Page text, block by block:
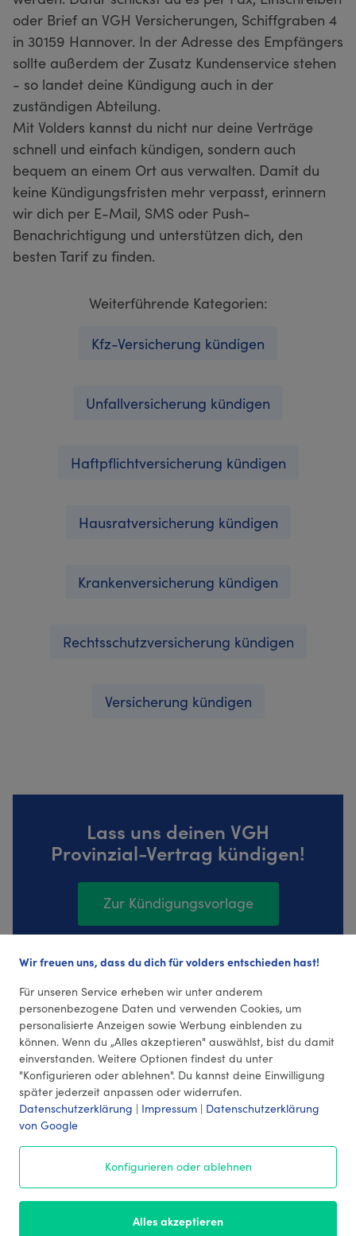
oder Brief an VGH Versicherungen, Schiffgraben 4
in 30159 Hannover. In der Adresse des Empfängers
sollte außerdem der Zusatz Kundenservice stehen
- so landet deine Kündigung auch in der
zuständigen Abteilung.
Mit Volders kannst du nicht nur deine Verträge
schnell und einfach kündigen, sondern auch
bequem an einem Ort aus verwalten. Damit du
keine Kündigungsfristen mehr verpasst, erinnern
wir dich per E-Mail, SMS oder Push-
Benachrichtigung und unterstützen dich, den
besten Tarif zu finden.
Weiterführende Kategorien:
Kfz-Versicherung kündigen
Unfallversicherung kündigen
Haftpflichtversicherung kündigen
Hausratversicherung kündigen
Krankenversicherung kündigen
Rechtsschutzversicherung kündigen
Versicherung kündigen
Lass uns deinen VGH
Provinzial-Vertrag kündigen!
Zur Kündigungsvorlage
126 Bewertungen (4,32 Durchschnitt)
Kontakt
Wir freuen uns, dass du dich für volders entschieden hast!
Für unseren Service erheben wir unter anderem
personenbezogene Daten und verwenden Cookies, um
personalisierte Anzeigen sowie Werbung einblenden zu
können. Wenn du „Alles akzeptieren" auswählst, bist du damit
einverstanden. Weitere Optionen findest du unter
"Konfigurieren oder ablehnen". Du kannst deine Einwilligung
später jederzeit anpassen oder widerrufen.
Datenschutzerklärung | Impressum | Datenschutzerklärung
von Google
Konfigurieren oder ablehnen
Alles akzeptieren